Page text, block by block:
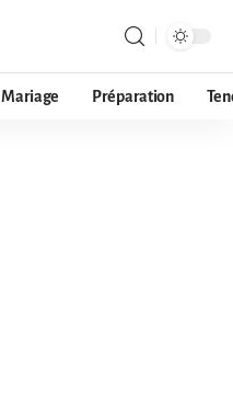
Mariage Préparation